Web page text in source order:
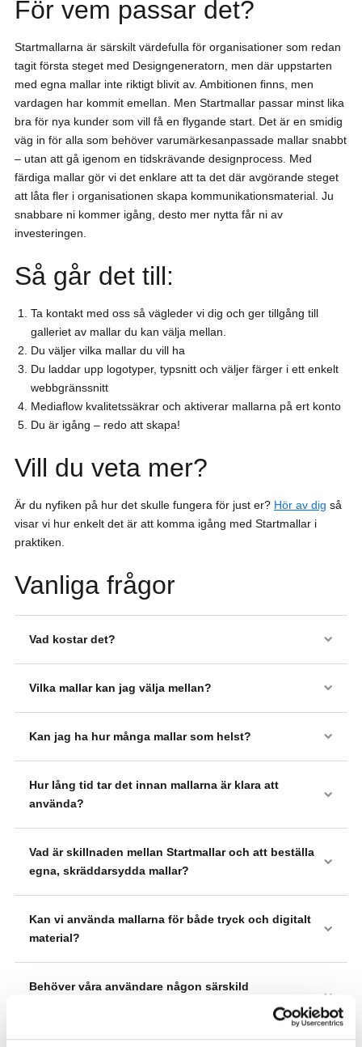
För vem passar det?
Startmallarna är särskilt värdefulla för organisationer som redan
tagit första steget med Designgeneratorn, men där uppstarten
med egna mallar inte riktigt blivit av. Ambitionen finns, men
vardagen har kommit emellan. Men Startmallar passar minst lika
bra för nya kunder som vill få en flygande start. Det är en smidig
väg in för alla som behöver varumärkesanpassade mallar snabbt
– utan att gå igenom en tidskrävande designprocess. Med
färdiga mallar gör vi det enklare att ta det där avgörande steget
att låta fler i organisationen skapa kommunikationsmaterial. Ju
snabbare ni kommer igång, desto mer nytta får ni av
investeringen.
Så går det till:
Ta kontakt med oss så vägleder vi dig och ger tillgång till
galleriet av mallar du kan välja mellan.
Du väljer vilka mallar du vill ha
Du laddar upp logotyper, typsnitt och väljer färger i ett enkelt
webbgränssnitt
Mediaflow kvalitetssäkrar och aktiverar mallarna på ert konto
Du är igång – redo att skapa!
Vill du veta mer?
Är du nyfiken på hur det skulle fungera för just er? Hör av dig så
visar vi hur enkelt det är att komma igång med Startmallar i
praktiken.
Vanliga frågor
Vad kostar det?
Vilka mallar kan jag välja mellan?
Kan jag ha hur många mallar som helst?
Hur lång tid tar det innan mallarna är klara att
använda?
Vad är skillnaden mellan Startmallar och att beställa
egna, skräddarsydda mallar?
Kan vi använda mallarna för både tryck och digitalt
material?
Behöver våra användare någon särskild